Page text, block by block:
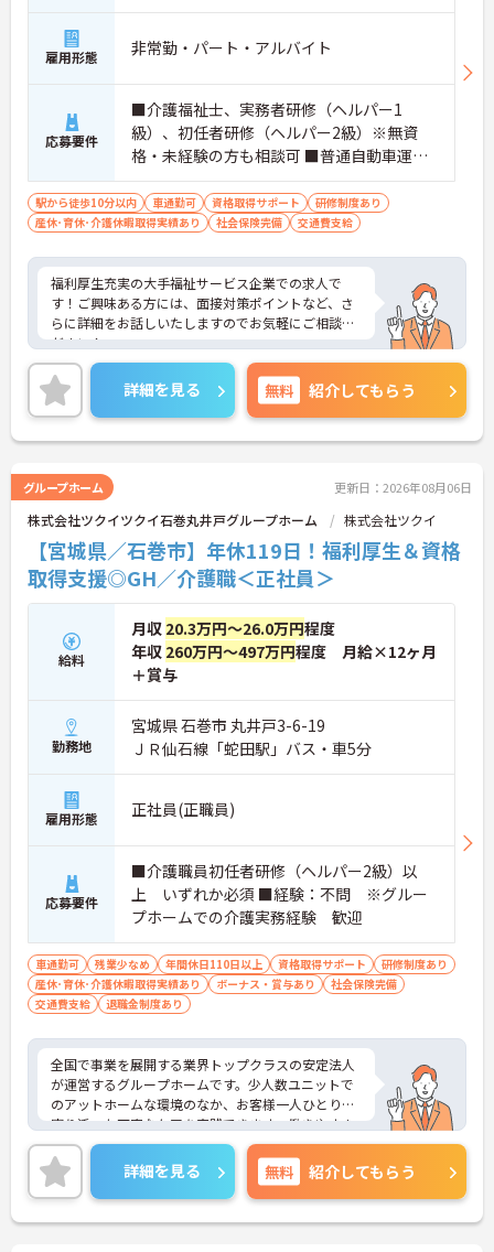
雇用形態 非常勤・パート・アルバイト
応募要件
■介護福祉士、実務者研修（ヘルパー1
級）、初任者研修（ヘルパー2級）※無資
格・未経験の方も相談可 ■普通自動車運転
免許（AT限定可）※ペーパードライバー不
可
駅から徒歩10分以内 車通勤可 資格取得サポート
研修制度あり
産休･育休･介護休暇取得実績あり
社会保険完備 交通費支給
福利厚生充実の大手福祉サービス企業での求人で
す！ご興味ある方には、面接対策ポイントなど、さ
らに詳細をお話しいたしますのでお気軽にご相談く
ださい！
詳細を見る 無料 紹介してもらう
グループホーム 更新日：2026年08月06日
株式会社ツクイツクイ石巻丸井戸グループホーム 株式会社ツクイ
【宮城県／石巻市】年休119日！福利厚生＆資格
取得支援◎GH／介護職＜正社員＞
給料
月収 20.3万円～26.0万円程度
年収 260万円～497万円程度 月給×12ヶ月
＋賞与
勤務地
宮城県 石巻市 丸井戸3-6-19
ＪＲ仙石線「蛇田駅」バス・車5分
雇用形態 正社員(正職員)
応募要件
■介護職員初任者研修（ヘルパー2級）以
上 いずれか必須 ■経験：不問 ※グルー
プホームでの介護実務経験 歓迎
車通勤可 残業少なめ 年間休日110日以上 資格取得サポート
研修制度あり
産休･育休･介護休暇取得実績あり
ボーナス・賞与あり
社会保険完備
交通費支給
退職金制度あり
全国で事業を展開する業界トップクラスの安定法人
が運営するグループホームです。少人数ユニットで
のアットホームな環境のなか、お客様一人ひとりに
寄り添った丁寧なケアを実践できます。働きやすさ
に力を入れており年間休日は119日確保されている
ほか毎月付与されるリフレッシュ休暇を活用して連
休を取得することも可能です。くるみん認定を取得
しておりこども休暇や産休育休の取得実績もあるた
めご家庭との両立を目指す方にも安心の環境が整っ
詳細を見る 無料 紹介してもらう